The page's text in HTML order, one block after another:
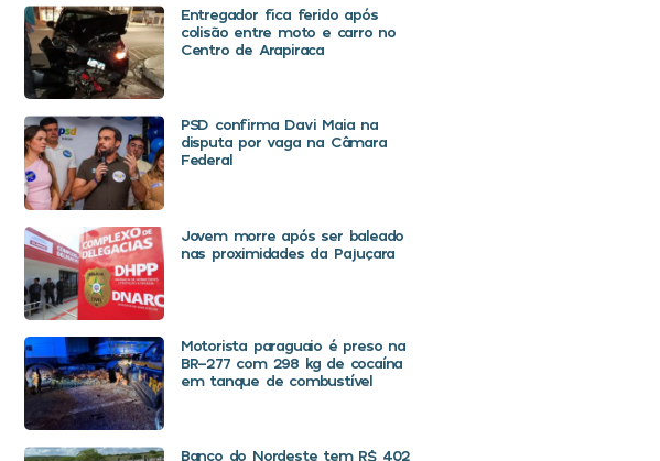
Entregador fica ferido após
colisão entre moto e carro no
Centro de Arapiraca
PSD confirma Davi Maia na
disputa por vaga na Câmara
Federal
Jovem morre após ser baleado
nas proximidades da Pajuçara
Motorista paraguaio é preso na
BR-277 com 298 kg de cocaína
em tanque de combustível
Banco do Nordeste tem R$ 402